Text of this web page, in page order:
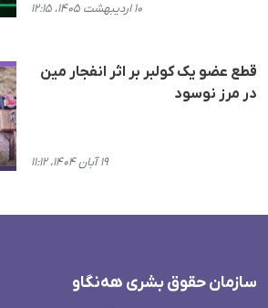
۱۰ اردیبهشت ۱۴۰۵، ۱۲:۱۵
قطع عضو یک کولبر بر اثر انفجار مین
در مرز نوسود
۱۹ آبان ۱۴۰۴، ۱۱:۱۲
سازمان حقوق بشری هەنگاو